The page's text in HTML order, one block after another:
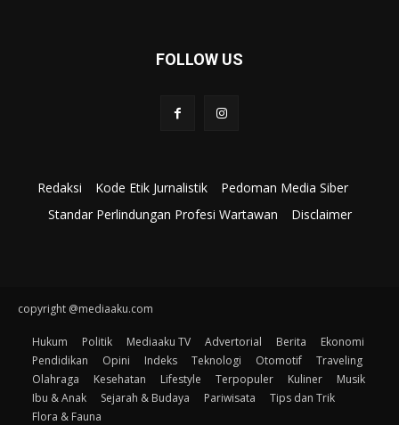
FOLLOW US
Redaksi Kode Etik Jurnalistik
Pedoman Media Siber
Standar Perlindungan Profesi Wartawan
Disclaimer
copyright @mediaaku.com
Hukum Politik Mediaaku TV Advertorial Berita
Ekonomi
Pendidikan
Opini Indeks Teknologi Otomotif
Traveling
Olahraga
Kesehatan Lifestyle Terpopuler Kuliner
Musik
Ibu & Anak
Sejarah & Budaya Pariwisata
Tips dan Trik
Flora & Fauna